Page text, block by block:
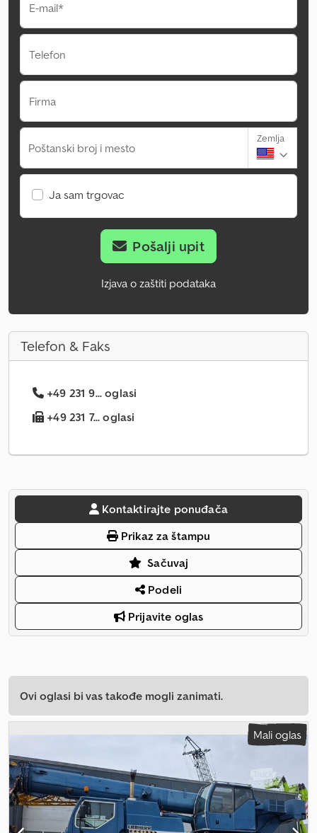
E-mail*
Telefon
Firma
Poštanski broj i mesto
Zemlja
Ja sam trgovac
Pošalji upit
Izjava o zaštiti podataka
Telefon & Faks
+49 231 9... oglasi
+49 231 7... oglasi
Kontaktirajte ponuđača
Prikaz za štampu
Sačuvaj
Podeli
Prijavite oglas
Ovi oglasi bi vas takođe mogli zanimati.
Mali oglas